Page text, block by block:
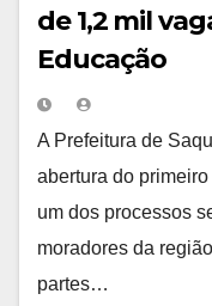
de 1,2 mil
Educação
A Prefeitura de
abertura do
um dos processos
moradores da
partes…